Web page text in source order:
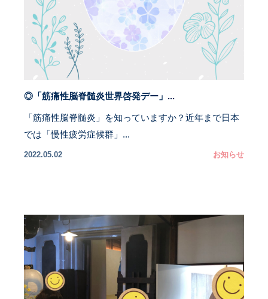
◎「筋痛性脳脊髄炎世界啓発デー」...
「筋痛性脳脊髄炎」を知っていますか？近年まで日本
では「慢性疲労症候群」...
2022.05.02 お知らせ